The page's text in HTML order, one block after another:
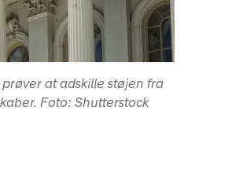
at adskille støjen fra
Foto: Shutterstock